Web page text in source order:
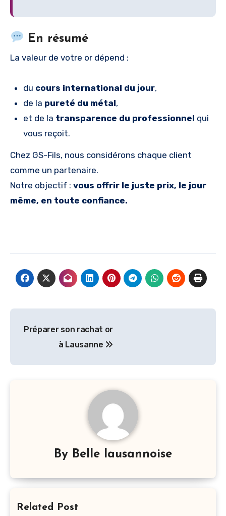
En résumé
La valeur de votre or dépend :
du cours international du jour,
de la pureté du métal,
et de la transparence du professionnel qui
vous reçoit.
Chez GS-Fils, nous considérons chaque client
comme un partenaire.
Notre objectif : vous offrir le juste prix, le jour
même, en toute confiance.
l’article
Préparer son rachat or
à Lausanne
By Belle lausannoise
Related Post